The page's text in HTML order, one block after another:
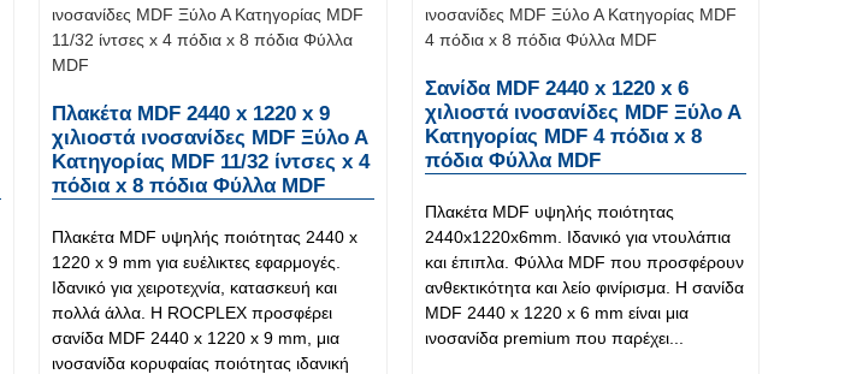
Πλακέτα MDF 2440 x 1220 x 9
χιλιοστά ινοσανίδες MDF Ξύλο Α
Κατηγορίας MDF 11/32 ίντσες x 4
πόδια x 8 πόδια Φύλλα MDF
Πλακέτα MDF υψηλής ποιότητας 2440 x
1220 x 9 mm για ευέλικτες εφαρμογές.
Ιδανικό για χειροτεχνία, κατασκευή και
πολλά άλλα. Η ROCPLEX προσφέρει
σανίδα MDF 2440 x 1220 x 9 mm, μια
ινοσανίδα κορυφαίας ποιότητας ιδανική
Σανίδα MDF 2440 x 1220 x 6
χιλιοστά ινοσανίδες MDF Ξύλο Α
Κατηγορίας MDF 4 πόδια x 8
πόδια Φύλλα MDF
Πλακέτα MDF υψηλής ποιότητας
2440x1220x6mm. Ιδανικό για ντουλάπια
και έπιπλα. Φύλλα MDF που προσφέρουν
ανθεκτικότητα και λείο φινίρισμα. Η σανίδα
MDF 2440 x 1220 x 6 mm είναι μια
ινοσανίδα premium που παρέχει...